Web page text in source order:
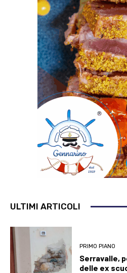
ULTIMI ARTICOLI
PRIMO PIANO
Serravalle,
delle ex